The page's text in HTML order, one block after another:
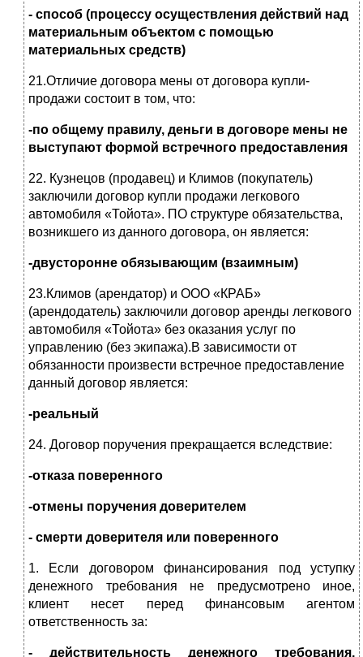
- способ (процессу осуществления действий над
материальным объектом с помощью
материальных средств)
21.Отличие договора мены от договора купли-
продажи состоит в том, что:
-по общему правилу, деньги в договоре мены не
выступают формой встречного предоставления
22. Кузнецов (продавец) и Климов (покупатель)
заключили договор купли продажи легкового
автомобиля «Тойота». ПО структуре обязательства,
возникшего из данного договора, он является:
-двусторонне обязывающим (взаимным)
23.Климов (арендатор) и ООО «КРАБ»
(арендодатель) заключили договор аренды легкового
автомобиля «Тойота» без оказания услуг по
управлению (без экипажа).В зависимости от
обязанности произвести встречное предоставление
данный договор является:
-реальный
24. Договор поручения прекращается вследствие:
-отказа поверенного
-отмены поручения доверителем
- смерти доверителя или поверенного
1. Если договором финансирования под уступку
денежного требования не предусмотрено иное,
клиент несет перед финансовым агентом
ответственность за:
- действительность денежного требования,